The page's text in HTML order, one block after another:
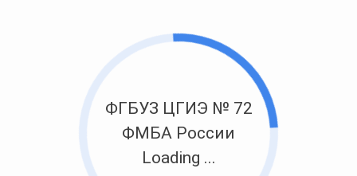
ФГБУЗ ЦГИЭ № 72
ФМБА России
Loading ...